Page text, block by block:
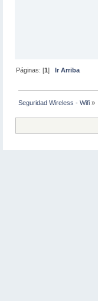
Páginas: [1]Ir Arriba
Seguridad Wireless - Wifi »